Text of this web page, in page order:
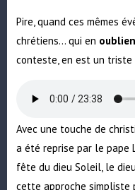
Pire, quand ces mêmes
chrétiens… qui en
conteste, en est un triste
Avec une touche de
a été reprise par le pape
fête du dieu Soleil, le
cette approche simpliste